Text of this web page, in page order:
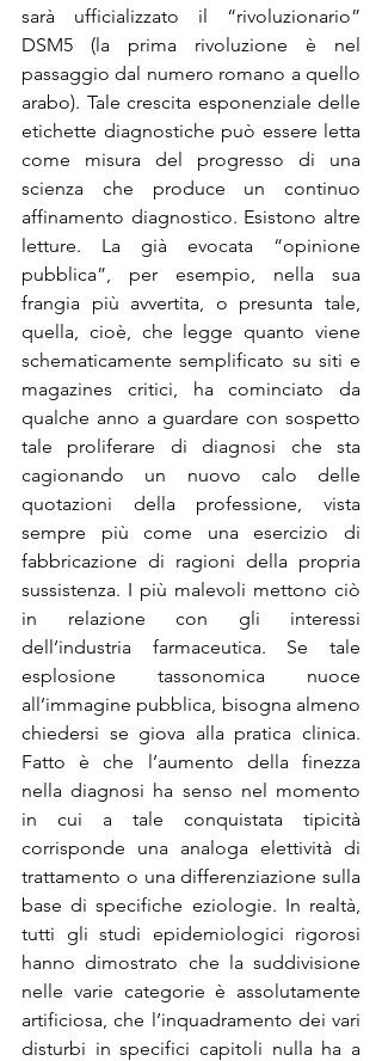
sarà ufficializzato il “rivoluzionario”
DSM5 (la prima rivoluzione è nel
passaggio dal numero romano a quello
arabo). Tale crescita esponenziale delle
etichette diagnostiche può essere letta
come misura del progresso di una
scienza che produce un continuo
affinamento diagnostico. Esistono altre
letture. La già evocata “opinione
pubblica”, per esempio, nella sua
frangia più avvertita, o presunta tale,
quella, cioè, che legge quanto viene
schematicamente semplificato su siti e
magazines critici, ha cominciato da
qualche anno a guardare con sospetto
tale proliferare di diagnosi che sta
cagionando un nuovo calo delle
quotazioni della professione, vista
sempre più come una esercizio di
fabbricazione di ragioni della propria
sussistenza. I più malevoli mettono ciò
in relazione con gli interessi
dell’industria farmaceutica. Se tale
esplosione tassonomica nuoce
all’immagine pubblica, bisogna almeno
chiedersi se giova alla pratica clinica.
Fatto è che l’aumento della finezza
nella diagnosi ha senso nel momento
in cui a tale conquistata tipicità
corrisponde una analoga elettività di
trattamento o una differenziazione sulla
base di specifiche eziologie. In realtà,
tutti gli studi epidemiologici rigorosi
hanno dimostrato che la suddivisione
nelle varie categorie è assolutamente
artificiosa, che l’inquadramento dei vari
disturbi in specifici capitoli nulla ha a